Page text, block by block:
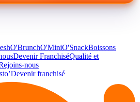
O'BrunchO'MiniO'SnackBoissons
Devenir FranchiséQualité et
nous
Devenir franchisé